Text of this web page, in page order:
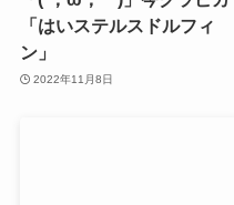
「はいステルスドルフィ
ン」
2022年11月8日